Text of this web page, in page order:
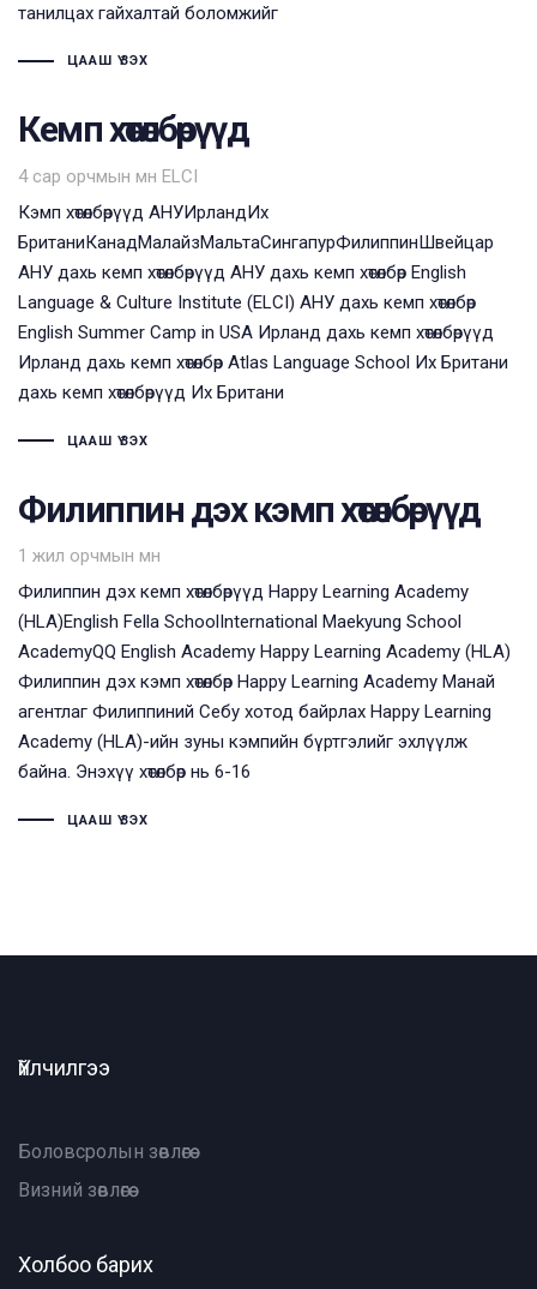
танилцах гайхалтай боломжийг
ЦААШ ҮЗЭХ
Кемп хөтөлбөрүүд
4 сар орчмын өмнө
Tags
ELCI
Кэмп хөтөлбөрүүд АНУИрландИх
БританиКанадМалайзМальтаСингапурФилиппинШвейцар
АНУ дахь кемп хөтөлбөрүүд АНУ дахь кемп хөтөлбөр English
Language & Culture Institute (ELCI) АНУ дахь кемп хөтөлбөр
English Summer Camp in USA Ирланд дахь кемп хөтөлбөрүүд
Ирланд дахь кемп хөтөлбөр Atlas Language School Их Британи
дахь кемп хөтөлбөрүүд Их Британи
ЦААШ ҮЗЭХ
Филиппин дэх кэмп хөтөлбөрүүд
1 жил орчмын өмнө
Филиппин дэх кемп хөтөлбөрүүд Happy Learning Academy
(HLA)English Fella SchoolInternational Maekyung School
AcademyQQ English Academy Happy Learning Academy (HLA)
Филиппин дэх кэмп хөтөлбөр Happy Learning Academy Манай
агентлаг Филиппиний Себу хотод байрлах Happy Learning
Academy (HLA)-ийн зуны кэмпийн бүртгэлийг эхлүүлж
байна. Энэхүү хөтөлбөр нь 6-16
ЦААШ ҮЗЭХ
Үйлчилгээ
Боловсролын зөвлөгөө
Визний зөвлөгөө
Холбоо барих